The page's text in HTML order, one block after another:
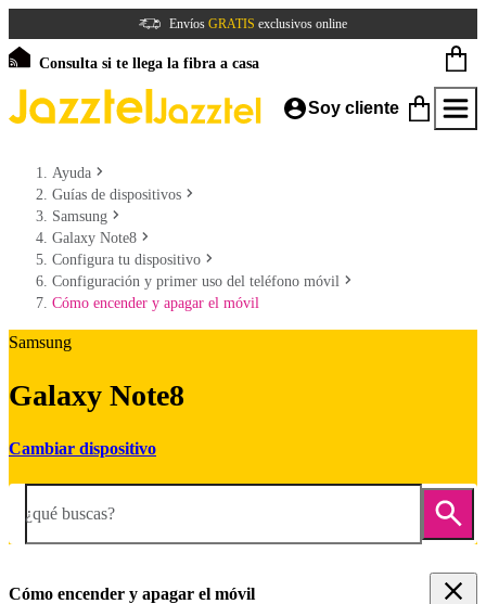
Envíos GRATIS exclusivos online
Consulta si te llega la fibra a casa
Soy cliente
Ayuda
Guías de dispositivos
Samsung
Galaxy Note8
Configura tu dispositivo
Configuración y primer uso del teléfono móvil
Cómo encender y apagar el móvil
Samsung
Galaxy Note8
Cambiar dispositivo
¿qué buscas?
Cómo encender y apagar el móvil